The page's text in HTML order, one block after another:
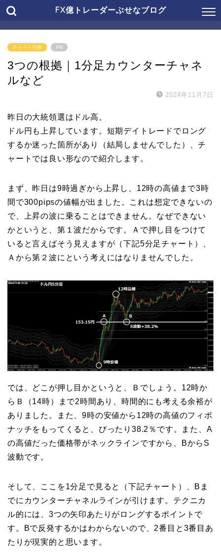
FX億トレーダーぶせなブログ
チャート分析 PR
3つの根拠｜1分足カウンターチャネ
ルなど
2024年11月7日
昨日の大統領選はドル高。
ドル円も上昇しています。短期デイトレードでロング
するか迷った箇所があり（結局しませんでした）、チ
ャートでは良い形なので紹介します。
まず、昨日は9時過ぎから上昇し、12時の高値まで3時
間で300pipsの値幅が出ました。これは想定できないの
で、上昇の波に乗ることはできません。なぜできない
かというと、第１波だからです。Ａで押し目をつけて
いると言えばそう見えますが（下記5分足チャート）、
Ａから第２波にという考えにはなりませんでした。
では、どこが押し目かというと、Ｂでしょう。12時か
らＢ（14時）まで2時間あり、時間的にも考える余裕が
ありました。また、9時の安値から12時の高値のフィボ
ナッチをもってくると、ぴったり38.2％です。また、A
の高値だった価格帯がネックラインですから、BからS
波動です。
そして、ここを1分足で見ると（下記チャート）、Bま
でにカウンターチャネルラインが引けます。テクニカ
ル的には、3つの矢印あたりがロングするポイントで
す。Bで反発するかはわからないので、2番目と3番目あ
たりが現実的と思います。